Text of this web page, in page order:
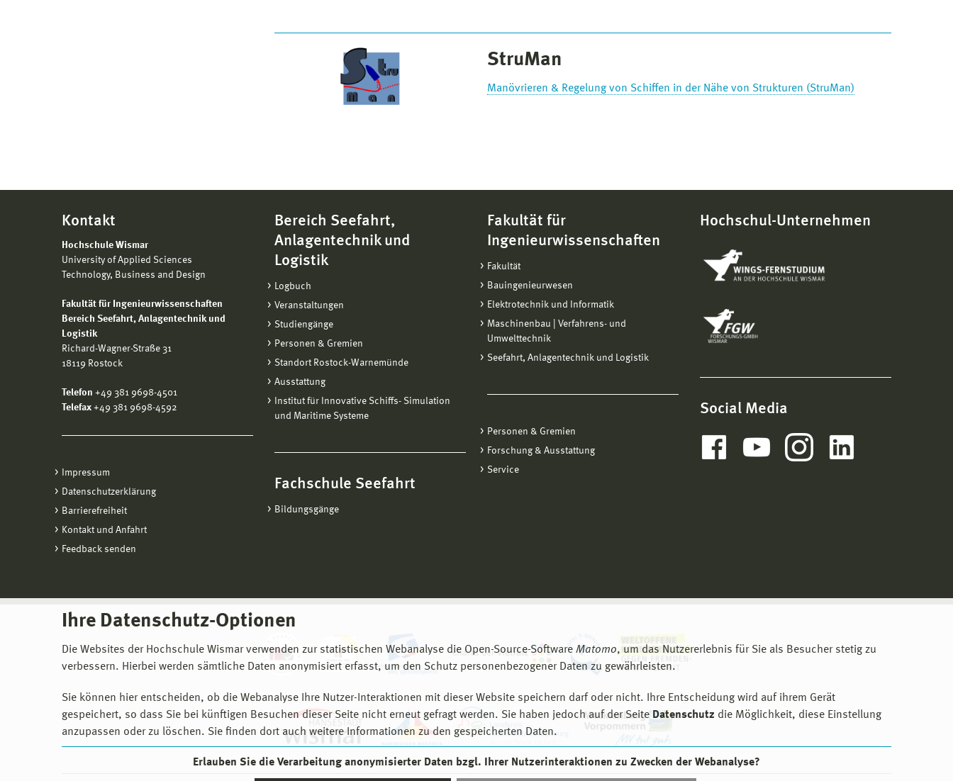
Ihre Datenschutz-Optionen
Die Websites der Hochschule Wismar verwenden zur statistischen Webanalyse die Open-Source-Software Matomo, um das Nutzererlebnis für Sie als Besucher stetig zu
verbessern. Hierbei werden sämtliche Daten anonymisiert erfasst, um den Schutz personenbezogener Daten zu gewährleisten.
Sie können hier entscheiden, ob die Webanalyse Ihre Nutzer-Interaktionen mit dieser Website speichern darf oder nicht. Ihre Entscheidung wird auf ihrem Gerät
gespeichert, so dass Sie bei künftigen Besuchen dieser Seite nicht erneut gefragt werden. Sie haben jedoch auf der Seite Datenschutz die Möglichkeit, diese Einstellung
anzupassen oder zu löschen. Sie finden dort auch weitere Informationen zu den gespeicherten Daten.
Erlauben Sie die Verarbeitung anonymisierter Daten bzgl. Ihrer Nutzerinteraktionen zu Zwecken der Webanalyse?
StruMan
Manövrieren & Regelung von Schiffen in der Nähe von Strukturen (StruMan)
Kontakt
Hochschule Wismar
University of Applied Sciences
Technology, Business and Design
Fakultät für Ingenieurwissenschaften
Bereich Seefahrt, Anlagentechnik und
Logistik
Richard-Wagner-Straße 31
18119 Rostock
Telefon +49 381 9698-4501
Telefax +49 381 9698-4592
Impressum
Datenschutzerklärung
Barrierefreiheit
Kontakt und Anfahrt
Feedback senden
Bereich Seefahrt,
Anlagentechnik und
Logistik
Logbuch
Veranstaltungen
Studiengänge
Personen & Gremien
Standort Rostock-Warnemünde
Ausstattung
Institut für Innovative Schiffs- Simulation
und Maritime Systeme
Fachschule Seefahrt
Bildungsgänge
Fakultät für
Ingenieurwissenschaften
Fakultät
Bauingenieurwesen
Elektrotechnik und Informatik
Maschinenbau | Verfahrens- und
Umwelttechnik
Seefahrt, Anlagentechnik und Logistik
Personen & Gremien
Forschung & Ausstattung
Service
Hochschul-Unternehmen
Social Media